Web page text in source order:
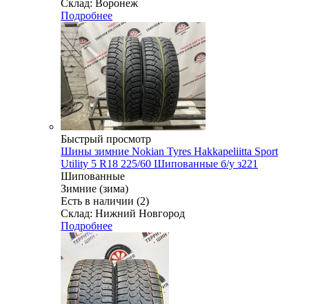
Склад: Воронеж
Подробнее
Быстрый просмотр
Шины зимние Nokian Tyres Hakkapeliitta Sport
Utility 5 R18 225/60 Шипованные б/у з221
Шипованные
Зимние (зима)
Есть в наличии (2)
Склад: Нижний Новгород
Подробнее